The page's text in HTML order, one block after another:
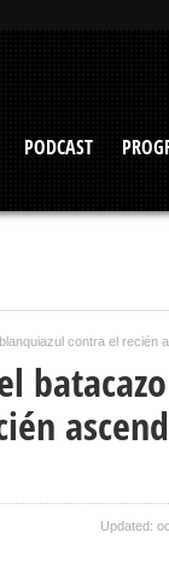
PODCAST
contra el recién
Updated: